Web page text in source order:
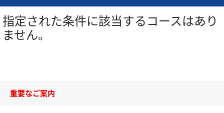
指定された条件に該当するコースはあり
ません。
重要なご案内